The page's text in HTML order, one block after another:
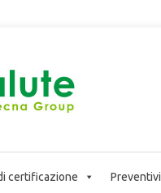
certificazione Preventivi